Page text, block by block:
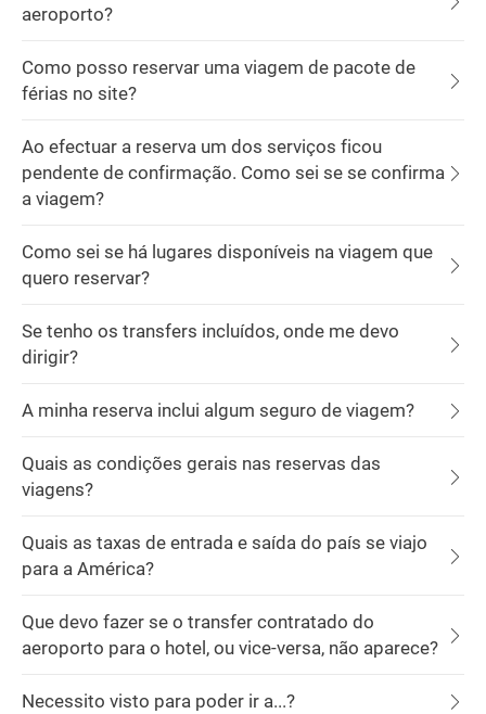
aeroporto?
Como posso reservar uma viagem de pacote de
férias no site?
Ao efectuar a reserva um dos serviços ficou
pendente de confirmação. Como sei se se confirma
a viagem?
Como sei se há lugares disponíveis na viagem que
quero reservar?
Se tenho os transfers incluídos, onde me devo
dirigir?
A minha reserva inclui algum seguro de viagem?
Quais as condições gerais nas reservas das
viagens?
Quais as taxas de entrada e saída do país se viajo
para a América?
Que devo fazer se o transfer contratado do
aeroporto para o hotel, ou vice-versa, não aparece?
Necessito visto para poder ir a...?